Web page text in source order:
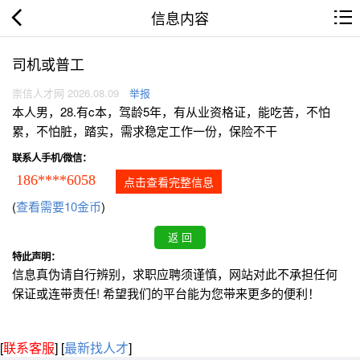
信息内容
司机或普工
崇信人才网 2026.08.09 举报
本人男，28.有c本，驾龄5年，有从业资格证，能吃苦，不怕
累，不怕脏，踏实，需求稳定工作一份，保险不干
联系人手机/微信：
186****6058 点击查看完整信息
(查看需要10金币)
特此声明：
信息真伪请自行辨别，求职应聘须谨慎，网站对此不承担任何
保证或连带责任! 希望我们的平台能为您带来更多的便利！
[联系客服] [最新找人才]